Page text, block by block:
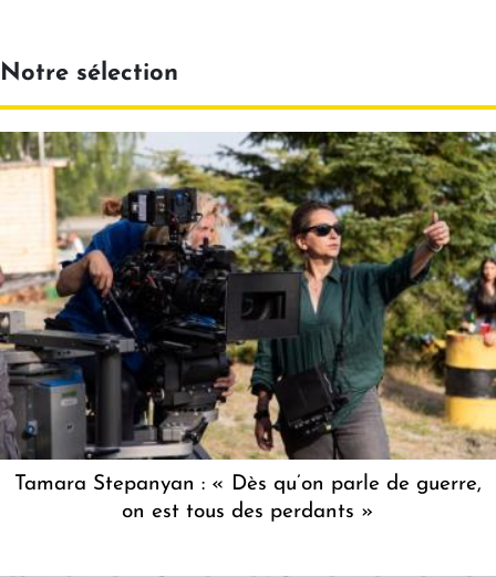
Notre sélection
Tamara Stepanyan : « Dès qu’on parle de guerre,
on est tous des perdants »